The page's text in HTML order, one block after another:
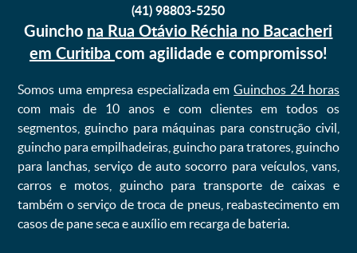
(41) 98803-5250
Guincho na Rua Otávio Réchia no Bacacheri
em Curitiba com agilidade e compromisso!
Somos uma empresa especializada emGuinchos 24 horas
com mais de 10 anos e com clientes em todos os
segmentos, guincho para máquinas para construção civil,
guincho para empilhadeiras, guincho para tratores, guincho
para lanchas, serviço de auto socorro para veículos, vans,
carros e motos, guincho para transporte de caixas e
também o serviço de troca de pneus, reabastecimento em
casos de pane seca e auxílio em recarga de bateria. ㅤㅤ